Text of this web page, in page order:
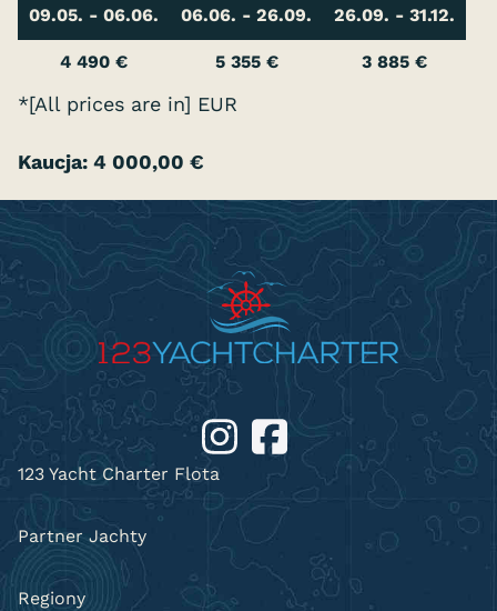
09.05. - 06.06. 06.06. - 26.09. 26.09. - 31.12.
4 490 € 5 355 € 3 885 €
*[All prices are in] EUR
Kaucja: 4 000,00 €
123 Yacht Charter Flota
Partner Jachty
Regiony